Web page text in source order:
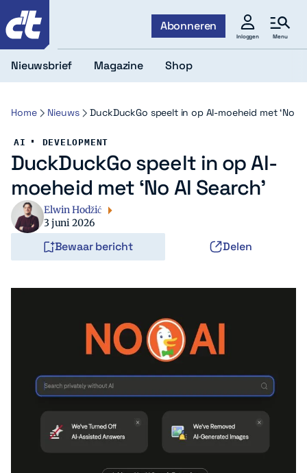
Abonneren
Inloggen Menu
Zoeken
Nieuwsbrief Magazine Shop
Home Nieuws DuckDuckGo speelt in op AI-moeheid met ‘No AI
AI DEVELOPMENT
DuckDuckGo speelt in op AI-
moeheid met ‘No AI Search’
Elwin Hodžić
3 juni 2026
Bewaar bericht Delen